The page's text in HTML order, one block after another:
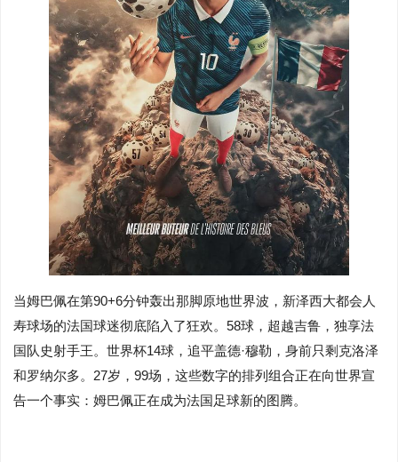
当姆巴佩在第90+6分钟轰出那脚原地世界波，新泽西大都会人
寿球场的法国球迷彻底陷入了狂欢。58球，超越吉鲁，独享法
国队史射手王。世界杯14球，追平盖德·穆勒，身前只剩克洛泽
和罗纳尔多。27岁，99场，这些数字的排列组合正在向世界宣
告一个事实：姆巴佩正在成为法国足球新的图腾。